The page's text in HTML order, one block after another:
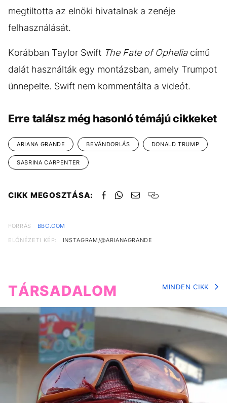
megtiltotta az elnöki hivatalnak a zenéje
felhasználását.
Korábban Taylor Swift The Fate of Opheliacímű
dalát használták egy montázsban, amely Trumpot
ünnepelte. Swift nem kommentálta a videót.
Erre találsz még hasonló témájú cikkeket
ARIANA GRANDE BEVÁNDORLÁS DONALD TRUMP
SABRINA CARPENTER
CIKK MEGOSZTÁSA:
FORRÁS
BBC.COM
ELŐNÉZETI KÉP:
INSTAGRAM/@ARIANAGRANDE
TÁRSADALOM MINDEN CIKK